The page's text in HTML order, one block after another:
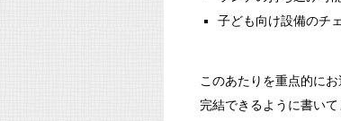
子ども向け設備のチ
このあたりを重点的に
完結できるように書い